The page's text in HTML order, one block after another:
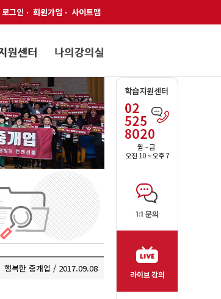
로그인 회원가입 사이트맵
행복한 중개업 / 2017.09.08